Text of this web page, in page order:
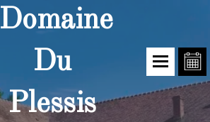
Domaine
Du
Plessis